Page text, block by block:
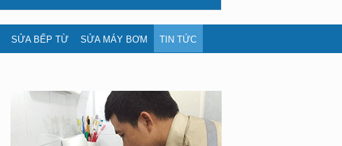
SỬA BẾP TỪ SỬA MÁY BƠM TIN TỨC